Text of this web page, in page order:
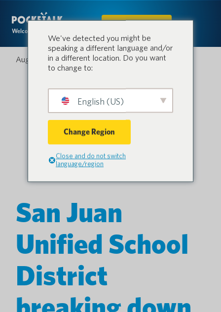
Welcome to the conversation.
IN DEN SHOP
August 12, 2025
San Juan
Unified School
District
We've detected you might be
speaking a different language and/or
in a different location. Do you want
to change to:
English (US)
Change Region
Close and do not switch
language/region